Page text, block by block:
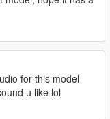
for this model
u like lol